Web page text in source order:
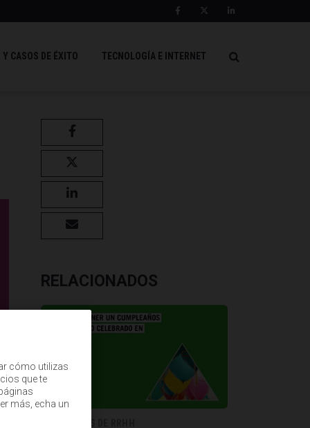
Y CASOS DE ÉXITO TECNOLOGÍA E INTERNET
RELACIONADOS
cómo utilizas
que te
más, echa un